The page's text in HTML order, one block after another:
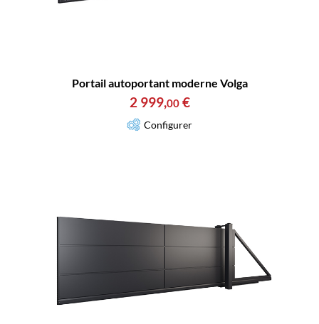
Portail autoportant moderne Volga
2 999,00 €
Configurer